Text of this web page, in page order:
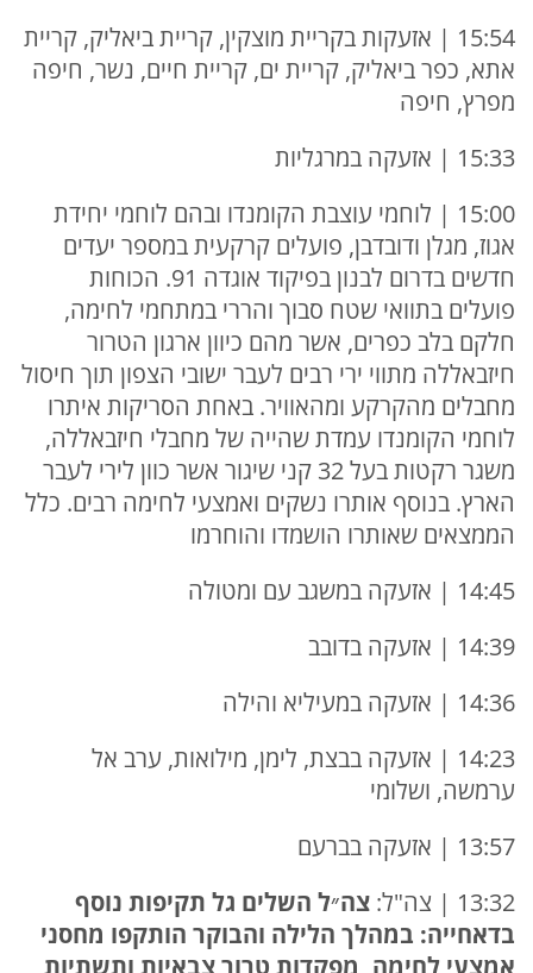
15:54 | אזעקות בקריית מוצקין, קריית ביאליק, קריית
אתא, כפר ביאליק, קריית ים, קריית חיים, נשר, חיפה
מפרץ, חיפה
15:33 | אזעקה במרגליות
15:00 | לוחמי עוצבת הקומנדו ובהם לוחמי יחידת
אגוז, מגלן ודובדבן, פועלים קרקעית במספר יעדים
חדשים בדרום לבנון בפיקוד אוגדה 91. הכוחות
פועלים בתוואי שטח סבוך והררי במתחמי לחימה,
חלקם בלב כפרים, אשר מהם כיוון ארגון הטרור
חיזבאללה מתווי ירי רבים לעבר ישובי הצפון תוך חיסול
מחבלים מהקרקע ומהאוויר. באחת הסריקות איתרו
לוחמי הקומנדו עמדת שהייה של מחבלי חיזבאללה,
משגר רקטות בעל 32 קני שיגור אשר כוון לירי לעבר
הארץ. בנוסף אותרו נשקים ואמצעי לחימה רבים. כלל
הממצאים שאותרו הושמדו והוחרמו
14:45 | אזעקה במשגב עם ומטולה
14:39 | אזעקה בדובב
14:36 | אזעקה במעיליא והילה
14:23 | אזעקה בבצת, לימן, מילואות, ערב אל
ערמשה, ושלומי
13:57 | אזעקה בברעם
13:32 | צה"ל:
צה״ל השלים גל תקיפות נוסף
בדאחייה: במהלך הלילה והבוקר הותקפו מחסני